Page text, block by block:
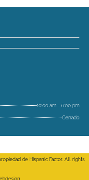
10:00 am - 6:00 pm
Cerrado
de Hispanic Factor. All rights